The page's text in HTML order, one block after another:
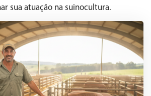
sua atuação na suinocultura.